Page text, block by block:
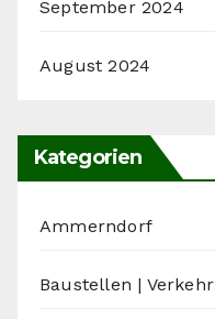
September 2024
August 2024
Kategorien
Ammerndorf
Baustellen | Verkehr